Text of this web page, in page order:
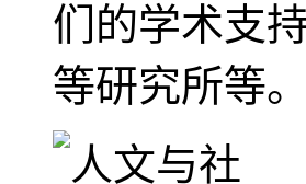
们的学术支
等研究所等。